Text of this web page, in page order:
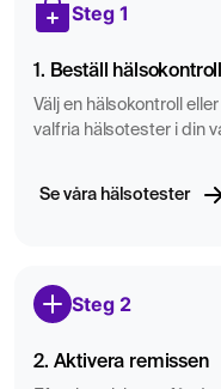
Steg 1
1. Beställ hälsokontroll
Välj en hälsokontroll
valfria hälsotester i din
Se våra hälsotester
Steg 2
2. Aktivera remissen